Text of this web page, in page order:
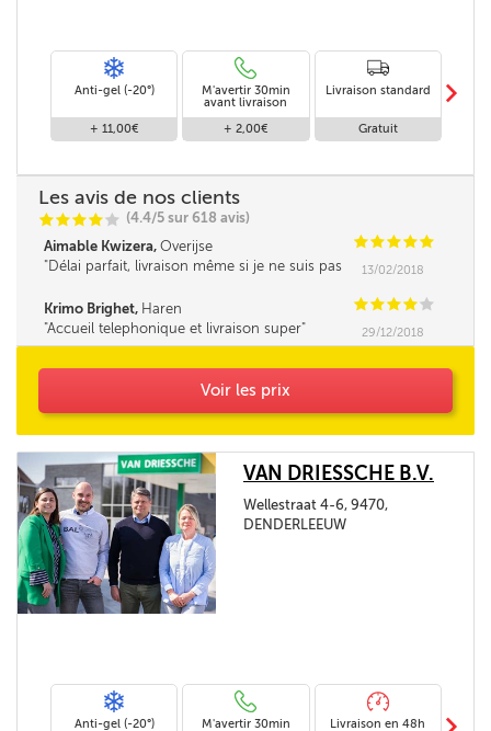
Anti-gel (-20°)
+ 11,00€
M'avertir 30min
avant livraison
+ 2,00€
Livraison standard
Gratuit
m
Les avis de nos clients
CCCC C (4.4/5 sur 618 avis)
Aimable Kwizera, Overijse CCCCC
Délai parfait, livraison même si je ne suis pas
13/02/2018
Krimo Brighet, Haren CCCC C
Accueil telephonique et livraison super
29/12/2018
Voir les prix
VAN DRIESSCHE B.V.
Wellestraat 4-6, 9470,
DENDERLEEUW
Anti-gel (-20°)
M'avertir 30min
Livraison en 48h m